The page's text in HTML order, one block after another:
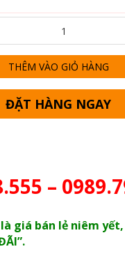
THÊM VÀO GIỎ HÀNG
ĐẶT HÀNG NGAY
–
giá bán lẻ niêm yết,